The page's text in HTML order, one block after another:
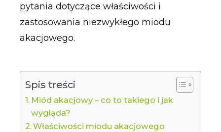
pytania dotyczące właściwości i
zastosowania niezwykłego miodu
akacjowego.
Spis treści
Miód akacjowy – co to takiego i jak
wygląda?
Właściwości miodu akacjowego